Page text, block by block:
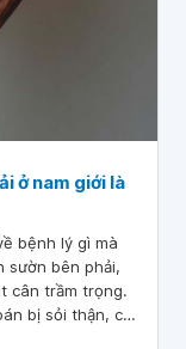
ở nam giới là
bệnh lý gì mà
sườn bên phải,
cân trầm trọng.
bị sỏi thận, có